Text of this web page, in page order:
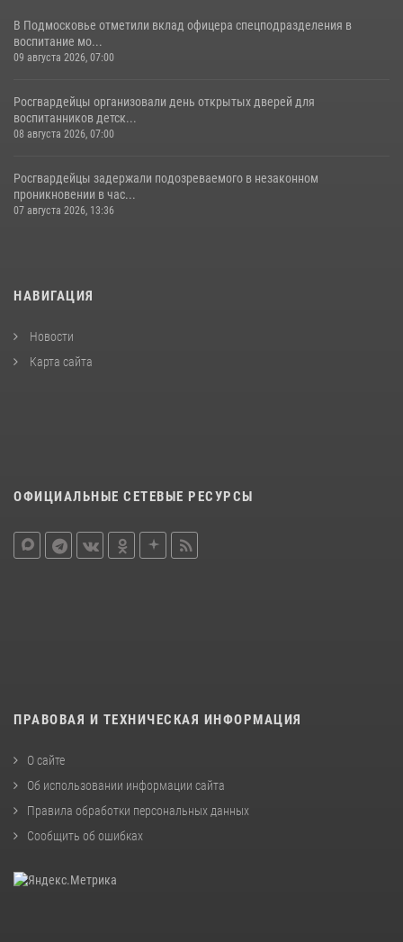
В Подмосковье отметили вклад офицера спецподразделения в
воспитание мо...
09 августа 2026, 07:00
Росгвардейцы организовали день открытых дверей для
воспитанников детск...
08 августа 2026, 07:00
Росгвардейцы задержали подозреваемого в незаконном
проникновении в час...
07 августа 2026, 13:36
НАВИГАЦИЯ
Новости
Карта сайта
ОФИЦИАЛЬНЫЕ СЕТЕВЫЕ РЕСУРСЫ
ПРАВОВАЯ И ТЕХНИЧЕСКАЯ ИНФОРМАЦИЯ
О сайте
Об использовании информации сайта
Правила обработки персональных данных
Сообщить об ошибках